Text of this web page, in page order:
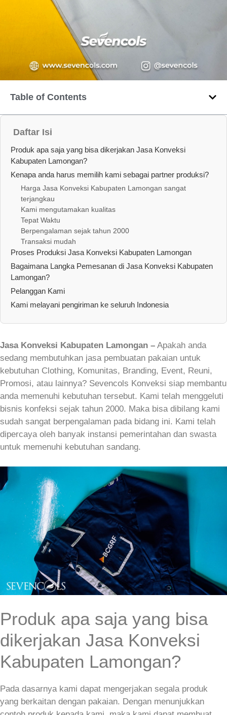
Table of Contents
Daftar Isi
Produk apa saja yang bisa dikerjakan Jasa Konveksi
Kabupaten Lamongan?
Kenapa anda harus memilih kami sebagai partner produksi?
Harga Jasa Konveksi Kabupaten Lamongan sangat
terjangkau
Kami mengutamakan kualitas
Tepat Waktu
Berpengalaman sejak tahun 2000
Transaksi mudah
Proses Produksi Jasa Konveksi Kabupaten Lamongan
Bagaimana Langka Pemesanan di Jasa Konveksi Kabupaten
Lamongan?
Pelanggan Kami
Kami melayani pengiriman ke seluruh Indonesia
Jasa Konveksi Kabupaten Lamongan – Apakah anda
sedang membutuhkan jasa pembuatan pakaian untuk
kebutuhan Clothing, Komunitas, Branding, Event, Reuni,
Promosi, atau lainnya? Sevencols Konveksi siap membantu
anda memenuhi kebutuhan tersebut. Kami telah menggeluti
bisnis konfeksi sejak tahun 2000. Maka bisa dibilang kami
sudah sangat berpengalaman pada bidang ini. Kami telah
dipercaya oleh banyak instansi pemerintahan dan swasta
untuk memenuhi kebutuhan sandang.
Produk apa saja yang bisa
dikerjakan Jasa Konveksi
Kabupaten Lamongan?
Pada dasarnya kami dapat mengerjakan segala produk
yang berkaitan dengan pakaian. Dengan menunjukkan